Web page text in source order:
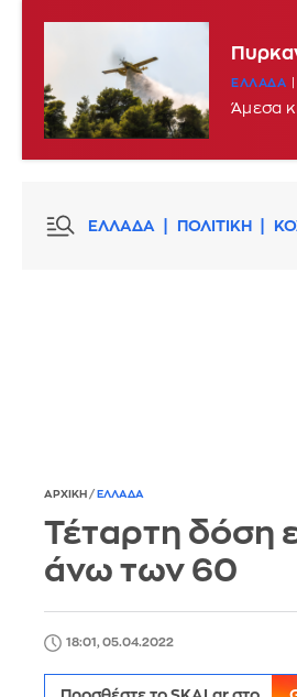
ΕΛΛΑΔΑ
Άμεσα
ΕΛΛΑΔΑ ΠΟΛΙΤΙΚΗ
ΑΡΧΙΚΗ / ΕΛΛΑΔΑ
Τέταρτη δόση
άνω των 60
18:01, 05.04.2022